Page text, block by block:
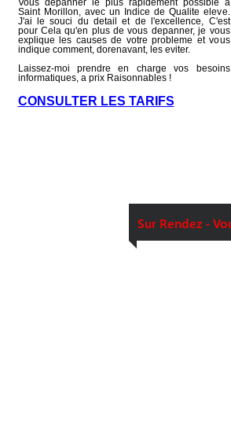
Vous depanner le plus rapidement possible a
Saint Morillon, avec un Indice de Qualite eleve.
J'ai le souci du detail et de l'excellence, C'est
pour Cela qu'en plus de vous depanner, je vous
explique les causes de votre probleme et vous
indique comment, dorenavant, les eviter.
Laissez-moi prendre en charge vos besoins
informatiques, a prix Raisonnables !
CONSULTER LES TARIFS